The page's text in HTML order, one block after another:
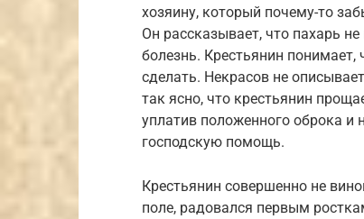
хозяину, который почему-то
Он рассказывает, что пахарь
болезнь. Крестьянин
сделать. Некрасов не
так ясно, что крестьянин
уплатив положенного оброка и
господскую помощь.
Крестьянин совершенно не
поле, радовался первым